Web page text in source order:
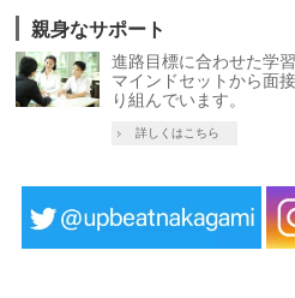
親身なサポート
進路目標に合わせた学
マインドセットから面
り組んでいます。
詳しくはこちら